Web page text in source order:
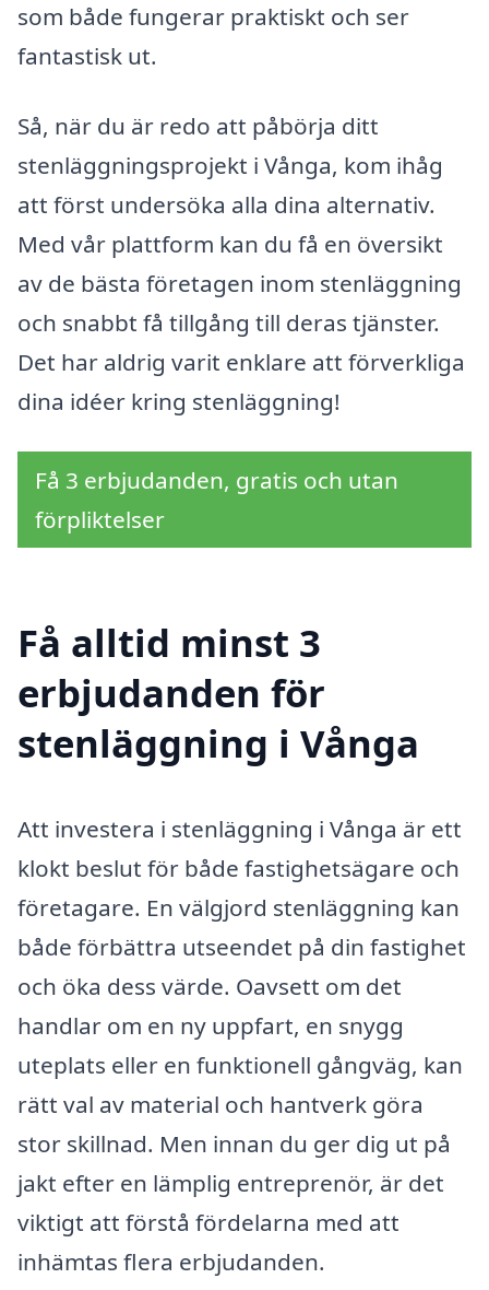
som både fungerar praktiskt och ser
fantastisk ut.
Så, när du är redo att påbörja ditt
stenläggningsprojekt i Vånga, kom ihåg
att först undersöka alla dina alternativ.
Med vår plattform kan du få en översikt
av de bästa företagen inom stenläggning
och snabbt få tillgång till deras tjänster.
Det har aldrig varit enklare att förverkliga
dina idéer kring stenläggning!
Få 3 erbjudanden, gratis och utan
förpliktelser
Få alltid minst 3
erbjudanden för
stenläggning i Vånga
Att investera i stenläggning i Vånga är ett
klokt beslut för både fastighetsägare och
företagare. En välgjord stenläggning kan
både förbättra utseendet på din fastighet
och öka dess värde. Oavsett om det
handlar om en ny uppfart, en snygg
uteplats eller en funktionell gångväg, kan
rätt val av material och hantverk göra
stor skillnad. Men innan du ger dig ut på
jakt efter en lämplig entreprenör, är det
viktigt att förstå fördelarna med att
inhämtas flera erbjudanden.